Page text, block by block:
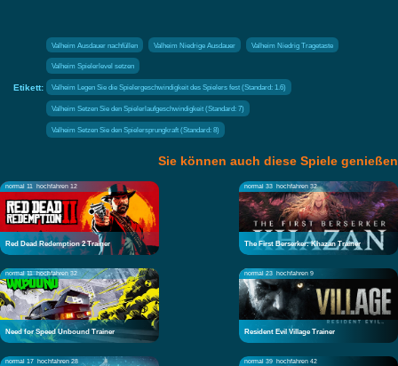
Etikett:
Valheim Ausdauer nachfüllen Valheim Niedrige Ausdauer Valheim Niedrig Tragetaste
Valheim Spielerlevel setzen
Valheim Legen Sie die Spielergeschwindigkeit des Spielers fest (Standard: 1.6)
Valheim Setzen Sie den Spielerlaufgeschwindigkeit (Standard: 7)
Valheim Setzen Sie den Spielersprungkraft (Standard: 8)
Sie können auch diese Spiele genießen
normal 11 hochfahren 12
Red Dead Redemption 2 Trainer
normal 33 hochfahren 32
The First Berserker: Khazan Trainer
normal 11 hochfahren 32
Need for Speed Unbound Trainer
normal 23 hochfahren 9
Resident Evil Village Trainer
normal 17 hochfahren 28 normal 39 hochfahren 42